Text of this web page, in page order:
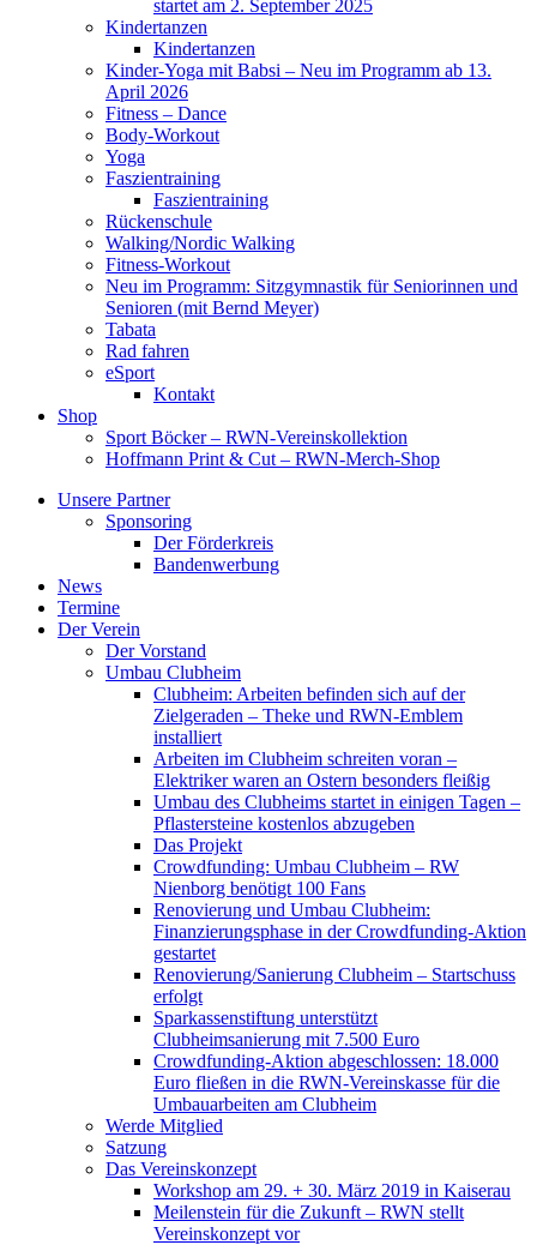
startet am 2. September 2025
Kindertanzen
Kindertanzen
Kinder-Yoga mit Babsi – Neu im Programm ab 13.
April 2026
Fitness – Dance
Body-Workout
Yoga
Faszientraining
Faszientraining
Rückenschule
Walking/Nordic Walking
Fitness-Workout
Neu im Programm: Sitzgymnastik für Seniorinnen und
Senioren (mit Bernd Meyer)
Tabata
Rad fahren
eSport
Kontakt
Shop
Sport Böcker – RWN-Vereinskollektion
Hoffmann Print & Cut – RWN-Merch-Shop
Unsere Partner
Sponsoring
Der Förderkreis
Bandenwerbung
News
Termine
Der Verein
Der Vorstand
Umbau Clubheim
Clubheim: Arbeiten befinden sich auf der
Zielgeraden – Theke und RWN-Emblem
installiert
Arbeiten im Clubheim schreiten voran –
Elektriker waren an Ostern besonders fleißig
Umbau des Clubheims startet in einigen Tagen –
Pflastersteine kostenlos abzugeben
Das Projekt
Crowdfunding: Umbau Clubheim – RW
Nienborg benötigt 100 Fans
Renovierung und Umbau Clubheim:
Finanzierungsphase in der Crowdfunding-Aktion
gestartet
Renovierung/Sanierung Clubheim – Startschuss
erfolgt
Sparkassenstiftung unterstützt
Clubheimsanierung mit 7.500 Euro
Crowdfunding-Aktion abgeschlossen: 18.000
Euro fließen in die RWN-Vereinskasse für die
Umbauarbeiten am Clubheim
Werde Mitglied
Satzung
Das Vereinskonzept
Workshop am 29. + 30. März 2019 in Kaiserau
Meilenstein für die Zukunft – RWN stellt
Vereinskonzept vor